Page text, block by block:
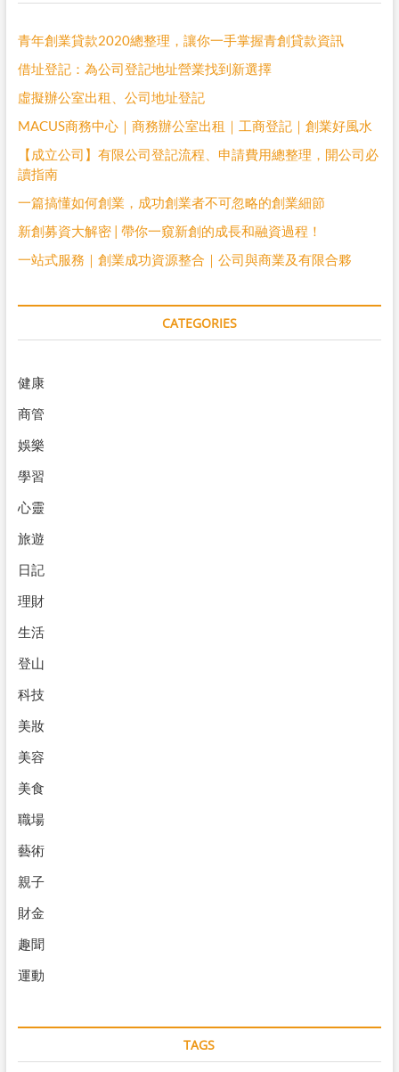
青年創業貸款2020總整理，讓你一手掌握青創貸款資訊
借址登記：為公司登記地址營業找到新選擇
虛擬辦公室出租、公司地址登記
MACUS商務中心｜商務辦公室出租｜工商登記｜創業好風水
【成立公司】有限公司登記流程、申請費用總整理，開公司必
讀指南
一篇搞懂如何創業，成功創業者不可忽略的創業細節
新創募資大解密 | 帶你一窺新創的成長和融資過程！
一站式服務｜創業成功資源整合｜公司與商業及有限合夥
CATEGORIES
健康
商管
娛樂
學習
心靈
旅遊
日記
理財
生活
登山
科技
美妝
美容
美食
職場
藝術
親子
財金
趣聞
運動
TAGS